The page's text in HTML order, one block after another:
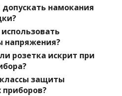
намокания
напряжения?
розетка искрит при
защиты
приборов?